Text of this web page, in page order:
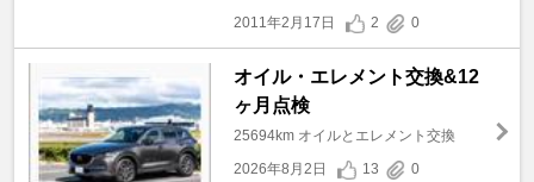
2011年2月17日
2 0
オイル・エレメント交換&12
ヶ月点検
25694km オイルとエレメント交換
2026年8月2日
13 0